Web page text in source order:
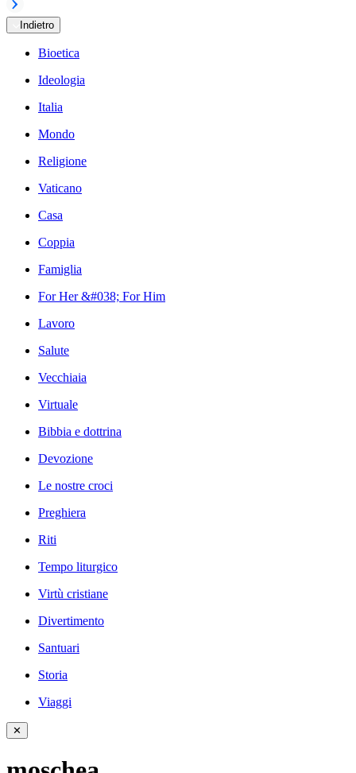
Indietro
Bioetica
Ideologia
Italia
Mondo
Religione
Vaticano
Casa
Coppia
Famiglia
For Her &#038; For Him
Lavoro
Salute
Vecchiaia
Virtuale
Bibbia e dottrina
Devozione
Le nostre croci
Preghiera
Riti
Tempo liturgico
Virtù cristiane
Divertimento
Santuari
Storia
Viaggi
✕